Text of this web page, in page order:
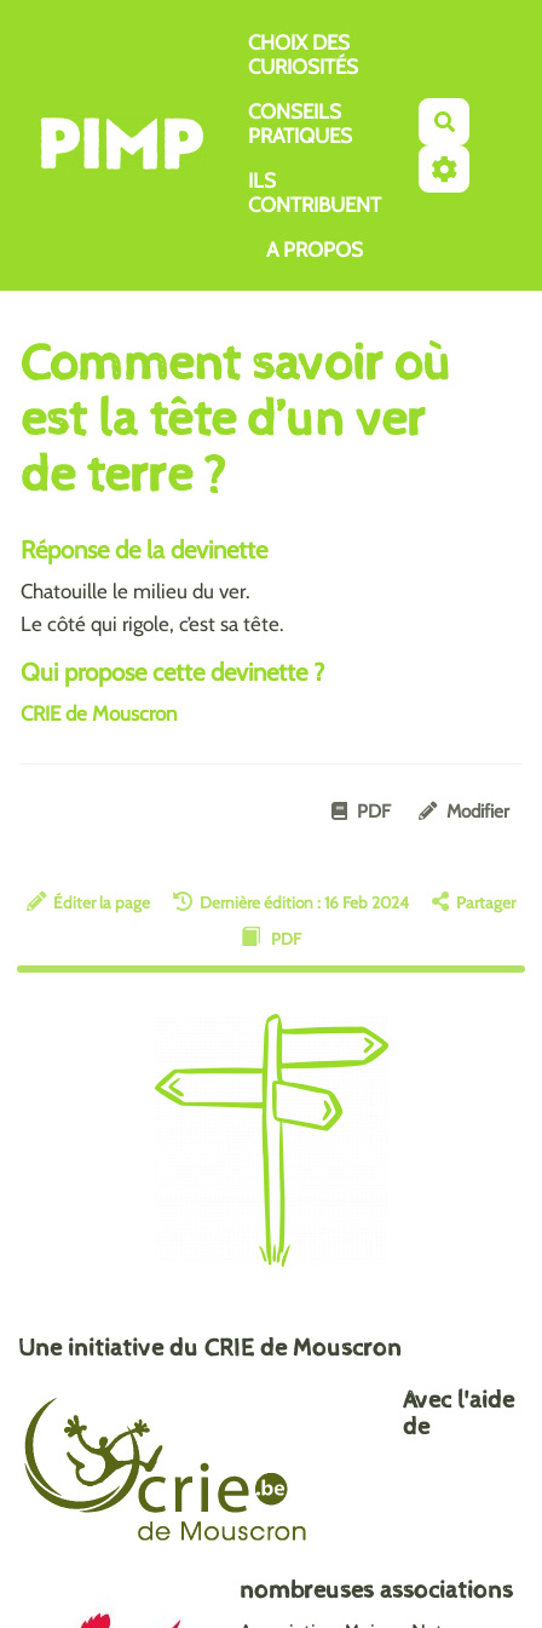
CHOIX DES
CURIOSITÉS
CONSEILS
PRATIQUES
ILS
CONTRIBUENT
A PROPOS
Comment savoir où
est la tête d’un ver
de terre ?
Réponse de la devinette
Chatouille le milieu du ver.
Le côté qui rigole, c’est sa tête.
Qui propose cette devinette ?
CRIE de Mouscron
PDF Modifier
Éditer la page Dernière édition : 16 Feb 2024
Partager
PDF
Une initiative du CRIE de Mouscron
Avec l'aide
de
nombreuses associations